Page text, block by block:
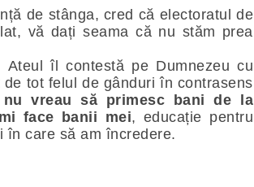
de stânga, cred că electoratul de
vă dați seama că nu stăm prea
îl contestă pe Dumnezeu cu
tot felul de gânduri în contrasens
nu vreau să primesc bani de la
face banii mei, educație pentru
în care să am încredere.